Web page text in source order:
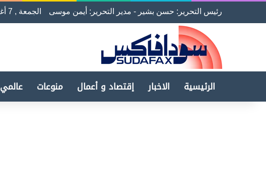
رئيس التحرير: حسن بشير - مدير التحرير: أيمن موسى الجمعة , 7 أغسطس 2026
الرئيسية الاخبار إقتصاد و أعمال منوعات عالمي